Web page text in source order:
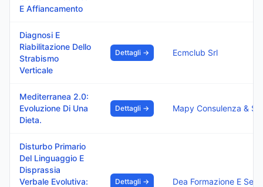
E Affiancamento
Diagnosi E
Riabilitazione Dello
Strabismo
Verticale
Dettagli → Ecmclub Srl
Mediterranea 2.0:
Evoluzione Di Una
Dieta.
Dettagli →
Disturbo Primario
Del Linguaggio E
Disprassia
Verbale Evolutiva:
Dettagli → Dea Formazione E